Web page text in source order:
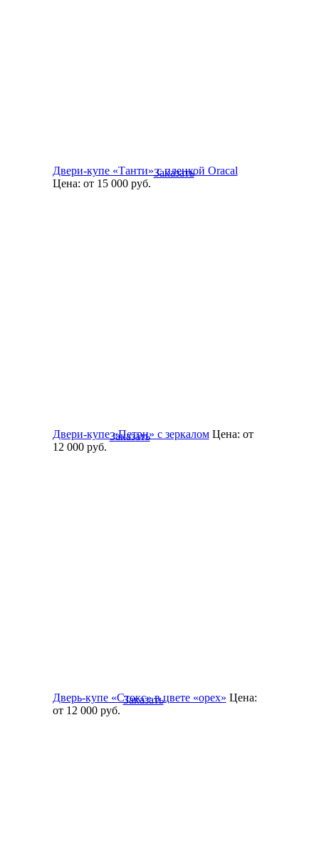
Двери-купе «Танти» с пленкой Oracal
Цена: от 15 000руб.
Заказать
Двери-купе «Петри» с зеркалом Цена: от
12 000руб.
Заказать
Дверь-купе «Стокс» в цвете «орех» Цена:
от 12 000руб.
Заказать